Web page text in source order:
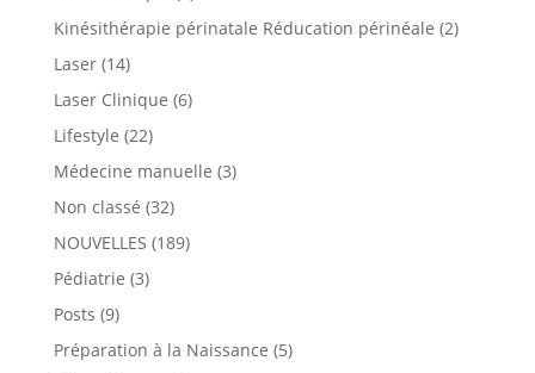
Kinésithérapie périnatale Réducation périnéale (2)
Laser(14)
Laser Clinique (6)
Lifestyle (22)
Médecine manuelle (3)
Non classé (32)
NOUVELLES (189)
Pédiatrie (3)
Posts (9)
Préparation à la Naissance (5)